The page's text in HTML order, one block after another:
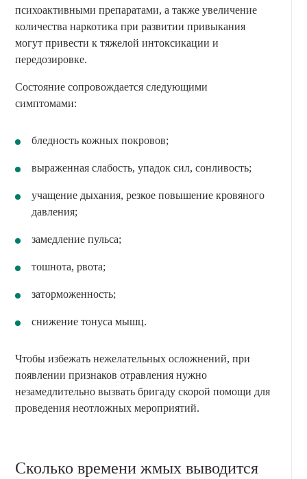
психоактивными препаратами, а также увеличение
количества наркотика при развитии привыкания
могут привести к тяжелой интоксикации и
передозировке.
Состояние сопровождается следующими
симптомами:
бледность кожных покровов;
выраженная слабость, упадок сил, сонливость;
учащение дыхания, резкое повышение кровяного
давления;
замедление пульса;
тошнота, рвота;
заторможенность;
снижение тонуса мышц.
Чтобы избежать нежелательных осложнений, при
появлении признаков отравления нужно
незамедлительно вызвать бригаду скорой помощи для
проведения неотложных мероприятий.
Сколько времени жмых выводится